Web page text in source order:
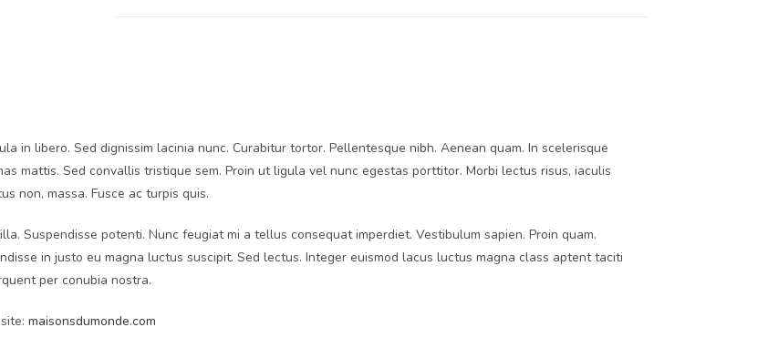
in libero. Sed dignissim lacinia nunc. Curabitur tortor. Pellentesque nibh. Aenean quam. In scelerisque
mattis. Sed convallis tristique sem. Proin ut ligula vel nunc egestas porttitor. Morbi lectus risus, iaculis
non, massa. Fusce ac turpis quis.
Suspendisse potenti. Nunc feugiat mi a tellus consequat imperdiet. Vestibulum sapien. Proin quam.
in justo eu magna luctus suscipit. Sed lectus. Integer euismod lacus luctus magna class aptent taciti
per conubia nostra.
maisonsdumonde.com